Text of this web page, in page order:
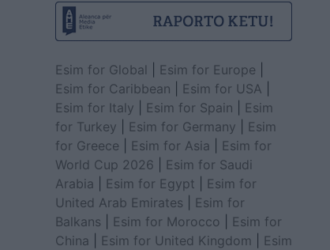
Esim for Global Esim for Europe
Esim for Caribbean
Esim for USA
Esim for Italy
Esim for Spain
Esim
for Turkey
Esim for Germany
Esim
for Greece
Esim for Asia
Esim for
World Cup 2026
Esim for Saudi
Arabia
Esim for Egypt
Esim for
United Arab Emirates
Esim for
Balkans
Esim for Morocco
Esim for
China
Esim for United Kingdom
Esim